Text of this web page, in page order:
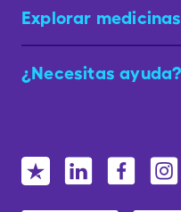
Explorar
¿Necesitas ayuda?